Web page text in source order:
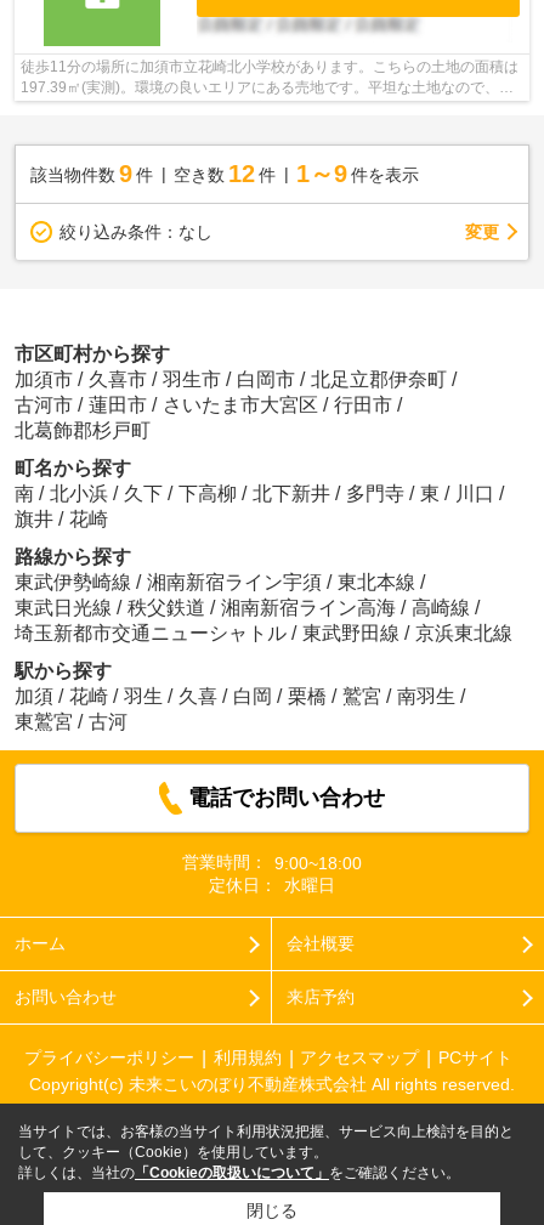
徒歩11分の場所に加須市立花崎北小学校があります。こちらの土地の面積は
197.39㎡(実測)。環境の良いエリアにある売地です。平坦な土地なので、擁
壁・造成費用を抑えられます。不動産...
該当物件数 9件 空き数 12 件 1～9 件を表示
絞り込み条件： なし 変更
市区町村から探す
加須市 / 久喜市 / 羽生市 / 白岡市 / 北足立郡伊奈町 /
古河市 / 蓮田市 / さいたま市大宮区 / 行田市 /
北葛飾郡杉戸町
町名から探す
南 / 北小浜 / 久下 / 下高柳 / 北下新井 / 多門寺 / 東 / 川口 /
旗井 / 花崎
路線から探す
東武伊勢崎線 / 湘南新宿ライン宇須 / 東北本線 /
東武日光線 / 秩父鉄道 / 湘南新宿ライン高海 / 高崎線 /
埼玉新都市交通ニューシャトル / 東武野田線 / 京浜東北線
駅から探す
加須 / 花崎 / 羽生 / 久喜 / 白岡 / 栗橋 / 鷲宮 / 南羽生 /
東鷲宮 / 古河
電話でお問い合わせ
営業時間：
9:00~18:00
定休日：
水曜日
ホーム 会社概要
お問い合わせ 来店予約
プライバシーポリシー 利用規約 アクセスマップ
PCサイト
Copyright(c) 未来こいのぼり不動産株式会社 All rights reserved.
当サイトでは、お客様の当サイト利用状況把握、サービス向上検討を目的と
して、クッキー（Cookie）を使用しています。
詳しくは、当社の 「Cookieの取扱いについて」 をご確認ください。
閉じる